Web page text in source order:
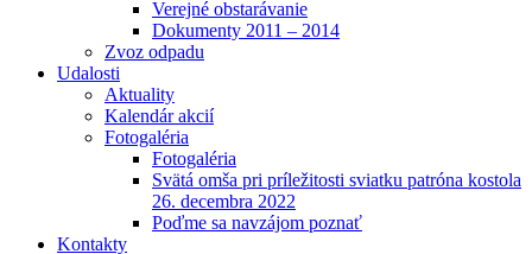
Verejné obstarávanie
Dokumenty 2011 – 2014
Zvoz odpadu
Udalosti
Aktuality
Kalendár akcií
Fotogaléria
Fotogaléria
Svätá omša pri príležitosti sviatku patróna kostola
26. decembra 2022
Poďme sa navzájom poznať
Kontakty